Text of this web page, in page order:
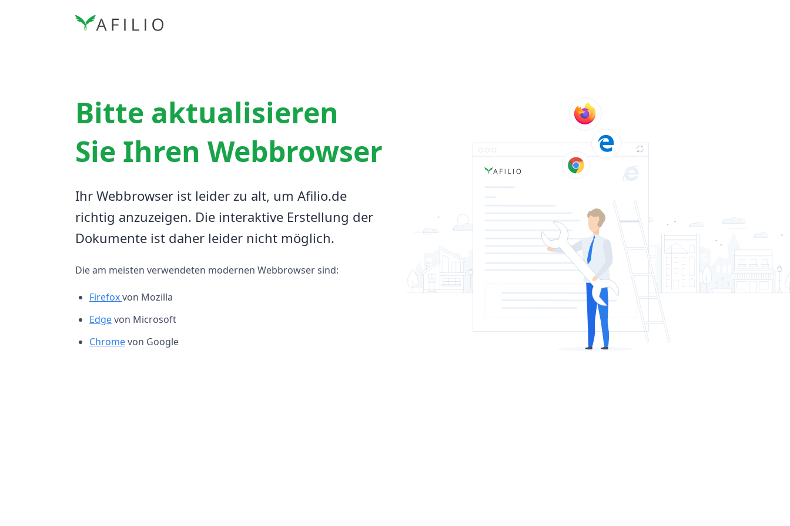
Bitte aktualisieren
Sie Ihren Webbrowser
Ihr Webbrowser ist leider zu alt, um Afilio.de
richtig anzuzeigen. Die interaktive Erstellung der
Dokumente ist daher leider nicht möglich.
Die am meisten verwendeten modernen Webbrowser sind:
Firefoxvon Mozilla
Edgevon Microsoft
Chromevon Google